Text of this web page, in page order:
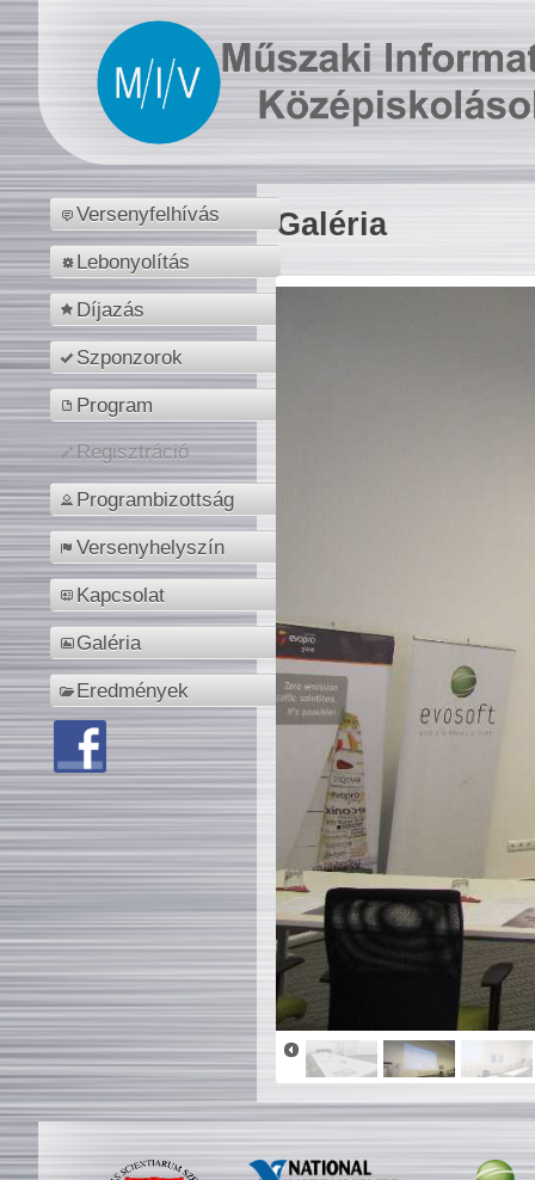
Versenyfelhívás
Lebonyolítás
Díjazás
Szponzorok
Program
Regisztráció
Programbizottság
Versenyhelyszín
Kapcsolat
Galéria
Eredmények
Galéria